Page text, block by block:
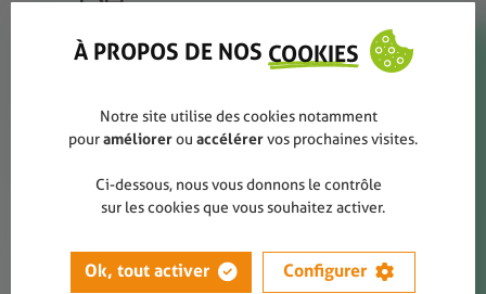
Rapports annuels
Presse
Liens utiles
À PROPOS DE NOS COOKIES
Notre site utilise des cookies notamment
pouraméliorerou accélérervos prochaines visites.
Ci-dessous, nous vous donnons le contrôle
sur les cookies que vous souhaitez activer.
Ok, tout activer Configurer